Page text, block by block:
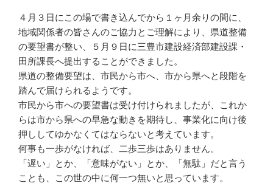
４月３日にこの場で書き込んでから１ヶ月余りの間に、
地域関係者の皆さんのご協力とご理解により、県道整備
の要望書が整い、５月９日に三豊市建設経済部建設課・
田所課長へ提出することができました。
県道の整備要望は、市民から市へ、市から県へと段階を
踏んで届けられるようです。
市民から市への要望書は受け付けられましたが、これか
らは市から県への早急な動きを期待し、事業化に向け後
押ししてゆかなくてはならないと考えています。
何事も一歩がなければ、二歩三歩はありません。
「遅い」とか、「意味がない」とか、「無駄」だと言う
ことも、この世の中に何一つ無いと思っています。